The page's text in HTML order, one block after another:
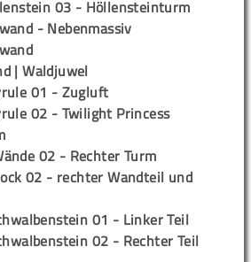
03 - Höllensteinturm
- Nebenmassiv
| Waldjuwel
01 - Zugluft
02 - Twilight Princess
02 - Rechter Turm
02 - rechter Wandteil und
01 - Linker Teil
02 - Rechter Teil